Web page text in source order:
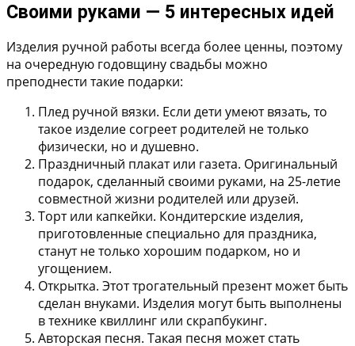
Своими руками — 5 интересных идей
Изделия ручной работы всегда более ценны, поэтому
на очередную годовщину свадьбы можно
преподнести такие подарки:
Плед ручной вязки. Если дети умеют вязать, то
такое изделие согреет родителей не только
физически, но и душевно.
Праздничный плакат или газета. Оригинальный
подарок, сделанный своими руками, на 25-летие
совместной жизни родителей или друзей.
Торт или капкейки. Кондитерские изделия,
приготовленные специально для праздника,
станут не только хорошим подарком, но и
угощением.
Открытка. Этот трогательный презент может быть
сделан внуками. Изделия могут быть выполнены
в технике квиллинг или скрапбукинг.
Авторская песня. Такая песня может стать